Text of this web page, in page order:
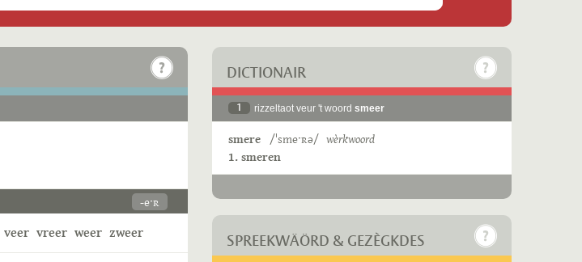
-eˑʀ
veer vreer weer zweer
DICTIONAIR
1 rizzeltaot veur 't woord smeer
smere /ˈsmeˑʀə/ wèrkwoord
1. smeren
SPREEKWÄÖRD & GEZÈGKDES